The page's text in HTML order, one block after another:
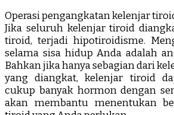
Operasi pengangkatan kelenjar
Jika seluruh kelenjar tiroid
tiroid, terjadi hipotiroidisme.
selama sisa hidup Anda adalah
Bahkan jika hanya sebagian dari
yang diangkat, kelenjar tiroid
cukup banyak hormon dengan
akan membantu menentukan